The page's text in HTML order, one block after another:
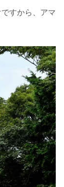
すから、アマ